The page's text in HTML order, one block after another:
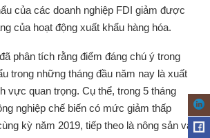
của các doanh nghiệp FDI giảm được
của hoạt động xuất khẩu hàng hóa.
phân tích rằng điểm đáng chú ý trong
trong những tháng đầu năm nay là xuất
vực quan trọng. Cụ thể, trong 5 tháng
nghiệp chế biến có mức giảm thấp
kỳ năm 2019, tiếp theo là nông sản và